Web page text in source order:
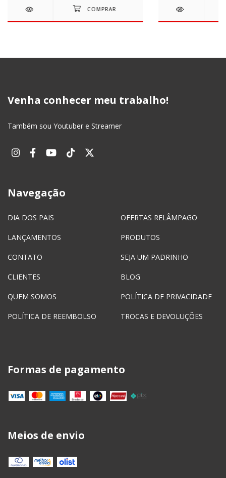
Venha conhecer meu trabalho!
Também sou Youtuber e Streamer
Navegação
DIA DOS PAIS OFERTAS RELÂMPAGO
LANÇAMENTOS PRODUTOS
CONTATO SEJA UM PADRINHO
CLIENTES BLOG
QUEM SOMOS POLÍTICA DE PRIVACIDADE
POLÍTICA DE REEMBOLSO TROCAS E DEVOLUÇÕES
Formas de pagamento
Meios de envio